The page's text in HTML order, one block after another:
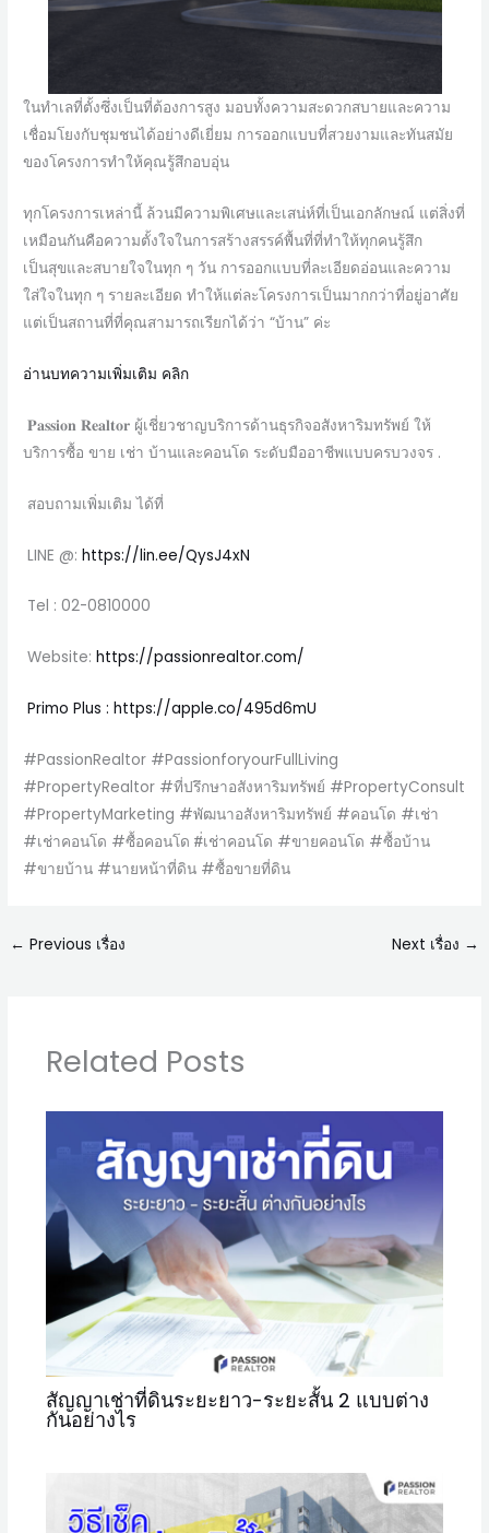
ในทำเลที่ตั้งซึ่งเป็นที่ต้องการสูง มอบทั้งความสะดวกสบายและความ
เชื่อมโยงกับชุมชนได้อย่างดีเยี่ยม การออกแบบที่สวยงามและทันสมัย
ของโครงการทำให้คุณรู้สึกอบอุ่น
ทุกโครงการเหล่านี้ ล้วนมีความพิเศษและเสน่ห์ที่เป็นเอกลักษณ์ แต่สิ่งที่
เหมือนกันคือความตั้งใจในการสร้างสรรค์พื้นที่ที่ทำให้ทุกคนรู้สึก
เป็นสุขและสบายใจในทุก ๆ วัน การออกแบบที่ละเอียดอ่อนและความ
ใส่ใจในทุก ๆ รายละเอียด ทำให้แต่ละโครงการเป็นมากกว่าที่อยู่อาศัย
แต่เป็นสถานที่ที่คุณสามารถเรียกได้ว่า “บ้าน” ค่ะ
อ่านบทความเพิ่มเติม คลิก
𝐏𝐚𝐬𝐬𝐢𝐨𝐧 𝐑𝐞𝐚𝐥𝐭𝐨𝐫 ผู้เชี่ยวชาญบริการด้านธุรกิจอสังหาริมทรัพย์ ให้
บริการซื้อ ขาย เช่า บ้านและคอนโด ระดับมืออาชีพแบบครบวงจร .
สอบถามเพิ่มเติม ได้ที่
LINE @:https://lin.ee/QysJ4xN
Tel : 02-0810000
Website:https://passionrealtor.com/
Primo Plus : https://apple.co/495d6mU
#PassionRealtor #PassionforyourFullLiving
#PropertyRealtor #ที่ปรึกษาอสังหาริมทรัพย์ #PropertyConsult
#PropertyMarketing #พัฒนาอสังหาริมทรัพย์ #คอนโด #เช่า
#เช่าคอนโด #ซื้อคอนโด #่เช่าคอนโด #ขายคอนโด #ซื้อบ้าน
#ขายบ้าน #นายหน้าที่ดิน #ซื้อขายที่ดิน
← Previous เรื่อง Next เรื่อง →
Related Posts
สัญญาเช่าที่ดินระยะยาว-ระยะสั้น 2 แบบต่าง
กันอย่างไร